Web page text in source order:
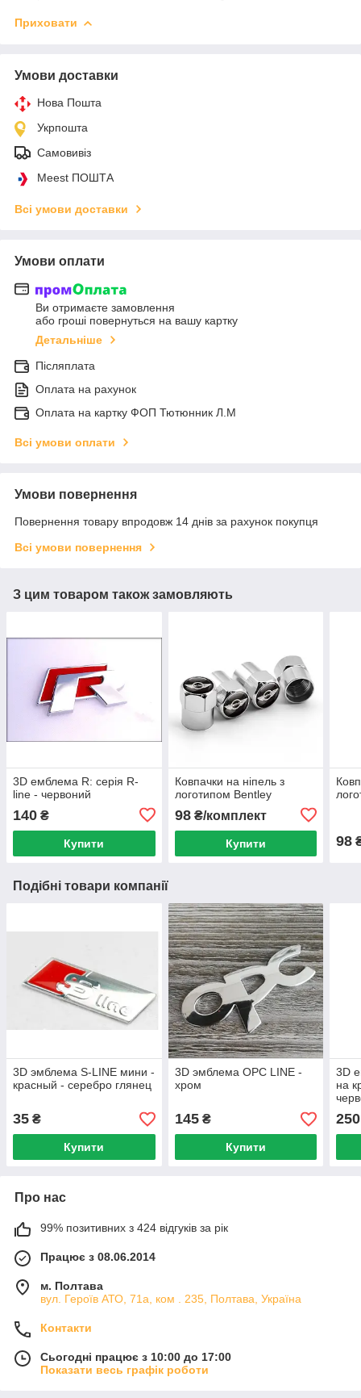
Приховати
Умови доставки
Нова Пошта
Укрпошта
Самовивіз
Meest ПОШТА
Всі умови доставки
Умови оплати
Ви отримаєте замовлення
або гроші повернуться на вашу картку
Детальніше
Післяплата
Оплата на рахунок
Оплата на картку ФОП Тютюнник Л.М
Всі умови оплати
Умови повернення
Повернення товару впродовж 14 днів за рахунок покупця
Всі умови повернення
З цим товаром також замовляють
3D емблема R: серія R-
line - червоний
140 ₴
Купити
Ковпачки на ніпель з
логотипом Bentley
98₴/комплект
Купити 98
Подібні товари компанії
3D эмблема S-LINE мини -
красный - серебро глянец
35 ₴
Купити
3D эмблема OPC LINE -
хром
145₴
Купити
3D
на
250
Про нас
99% позитивних з 424 відгуків за рік
Працює з 08.06.2014
м. Полтава
вул. Героїв АТО, 71а, ком . 235, Полтава, Україна
Контакти
Сьогодні працює з 10:00 до 17:00
Показати весь графік роботи